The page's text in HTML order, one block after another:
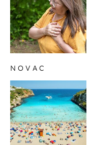
NOVAC